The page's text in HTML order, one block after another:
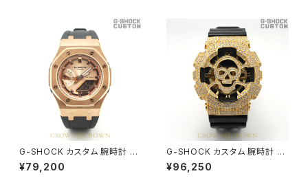
G-SHOCK カスタム 腕時計 G
MA-S2100MD-1A GMA-S21
00-005
¥79,200
G-SHOCK カスタム 腕時計 G
A110 GB-1 GA110-086
¥96,250